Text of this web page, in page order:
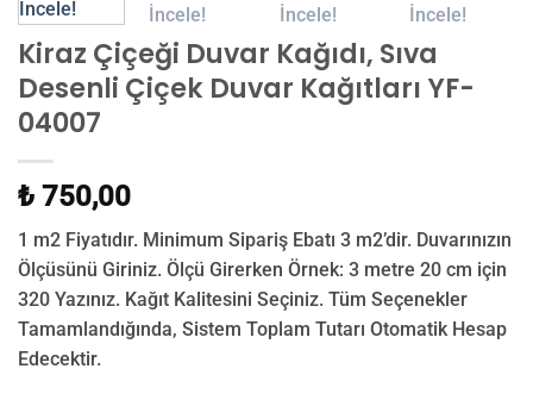
Kiraz Çiçeği Duvar Kağıdı, Sıva
Desenli Çiçek Duvar Kağıtları YF-
04007
₺ 750,00
1 m2 Fiyatıdır. Minimum Sipariş Ebatı 3 m2’dir. Duvarınızın
Ölçüsünü Giriniz. Ölçü Girerken Örnek: 3 metre 20 cm için
320 Yazınız. Kağıt Kalitesini Seçiniz. Tüm Seçenekler
Tamamlandığında, Sistem Toplam Tutarı Otomatik Hesap
Edecektir.